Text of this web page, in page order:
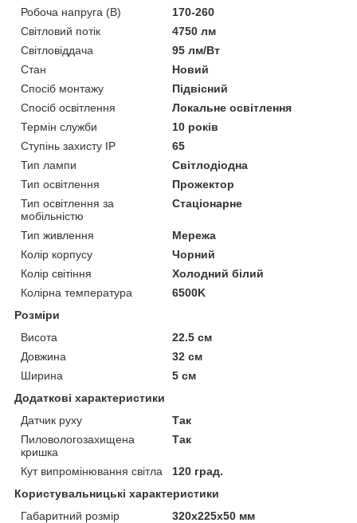
Робоча напруга (В)
170-260
Світловий потік
4750 лм
Світловіддача
95 лм/Вт
Стан
Новий
Спосіб монтажу
Підвісний
Спосіб освітлення
Локальне освітлення
Термін служби
10 років
Ступінь захисту IP
65
Тип лампи
Світлодіодна
Тип освітлення
Прожектор
Тип освітлення за
мобільністю
Стаціонарне
Тип живлення
Мережа
Колір корпусу
Чорний
Колір світіння
Холодний білий
Колірна температура
6500K
Розміри
Висота
22.5 см
Довжина
32 см
Ширина
5 см
Додаткові характеристики
Датчик руху
Так
Пиловологозахищена
кришка
Так
Кут випромінювання світла
120 град.
Користувальницькі характеристики
Габаритний розмір
320х225x50 мм